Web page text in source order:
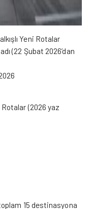
Yeni Rotalar
(22 Şubat 2026’dan
(2026 yaz
15 destinasyona